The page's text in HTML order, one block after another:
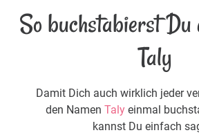
So buchstabierst Du
Taly
Damit Dich auch wirklich jeder
den Namen Talyeinmal
kannst Du einfach